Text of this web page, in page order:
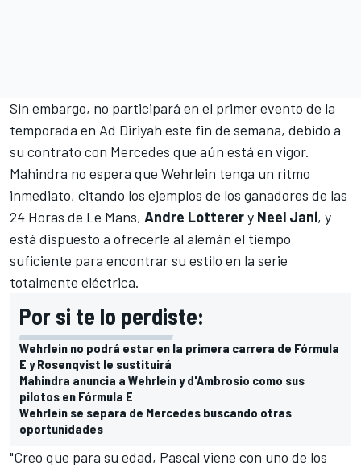
Sin embargo, no participará en el primer evento de la
temporada en Ad Diriyah este fin de semana, debido a
su contrato con Mercedes que aún está en vigor.
Mahindra no espera que Wehrlein tenga un ritmo
inmediato, citando los ejemplos de los ganadores de las
24 Horas de Le Mans, Andre Lotterery Neel Jani, y
está dispuesto a ofrecerle al alemán el tiempo
suficiente para encontrar su estilo en la serie
totalmente eléctrica.
Por si te lo perdiste:
Wehrlein no podrá estar en la primera carrera de Fórmula
E y Rosenqvist le sustituirá
Mahindra anuncia a Wehrlein y d'Ambrosio como sus
pilotos en Fórmula E
Wehrlein se separa de Mercedes buscando otras
oportunidades
"Creo que para su edad, Pascal viene con uno de los